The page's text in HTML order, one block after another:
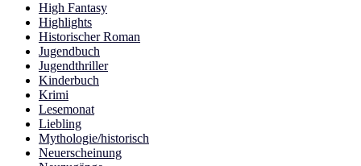
High Fantasy
Highlights
Historischer Roman
Jugendbuch
Jugendthriller
Kinderbuch
Krimi
Lesemonat
Liebling
Mythologie/historisch
Neuerscheinung